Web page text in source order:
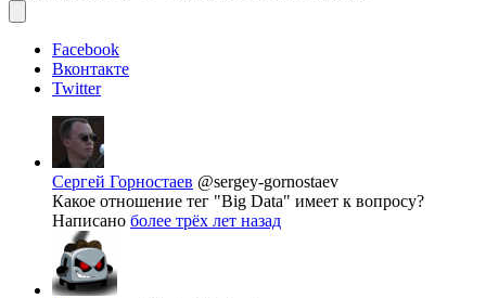
Facebook
Вконтакте
Twitter
Сергей Горностаев @sergey-gornostaev
Какое отношение тег "Big Data" имеет к вопросу?
Написано более трёх лет назад